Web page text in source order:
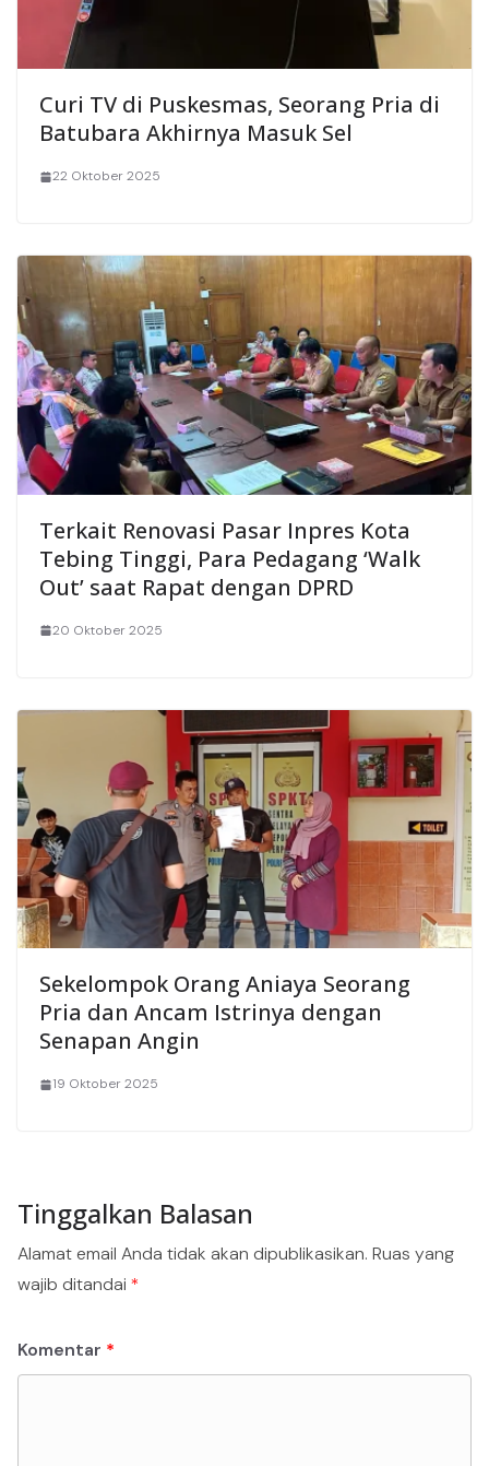
Curi TV di Puskesmas, Seorang Pria di
Batubara Akhirnya Masuk Sel
22 Oktober 2025
Terkait Renovasi Pasar Inpres Kota
Tebing Tinggi, Para Pedagang ‘Walk
Out’ saat Rapat dengan DPRD
20 Oktober 2025
Sekelompok Orang Aniaya Seorang
Pria dan Ancam Istrinya dengan
Senapan Angin
19 Oktober 2025
Tinggalkan Balasan
Alamat email Anda tidak akan dipublikasikan. Ruas yang
wajib ditandai *
Komentar *